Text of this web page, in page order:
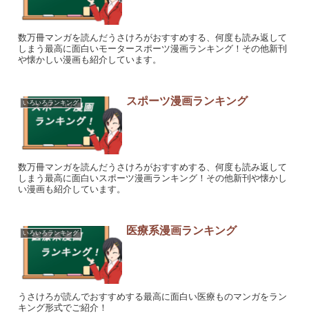
数万冊マンガを読んだうさけろがおすすめする、何度も読み返して
しまう最高に面白いモータースポーツ漫画ランキング！その他新刊
や懐かしい漫画も紹介しています。
いろいろランキング スポーツ漫画ランキング
数万冊マンガを読んだうさけろがおすすめする、何度も読み返して
しまう最高に面白いスポーツ漫画ランキング！その他新刊や懐かし
い漫画も紹介しています。
いろいろランキング 医療系漫画ランキング
うさけろが読んでおすすめする最高に面白い医療ものマンガをラン
キング形式でご紹介！